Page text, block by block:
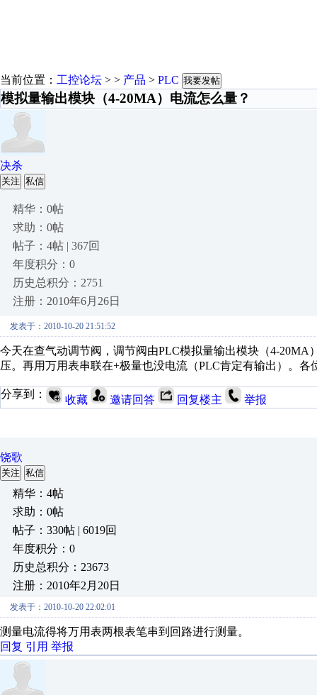
当前位置： 工控论坛 > > 产品 > PLC 我要发帖
模拟量输出模块（4-20MA）电流怎么量？
决杀
关注 私信
精华：0帖
求助：0帖
帖子：4帖 | 367回
年度积分：0
历史总积分：2751
注册：2010年6月26日
发表于：2010-10-20 21:51:52
今天在查气动调节阀，调节阀由PLC模拟量输出模块（4-
压。再用万用表串联在+极量也没电流（PLC肯定有输出）。
分享到： 收藏 邀请回答 回复楼主 举报
饶歌
关注 私信
精华：4帖
求助：0帖
帖子：330帖 | 6019回
年度积分：0
历史总积分：23673
注册：2010年2月20日
发表于：2010-10-20 22:02:01
测量电流得将万用表两根表笔串到回路进行测量。
回复 引用 举报